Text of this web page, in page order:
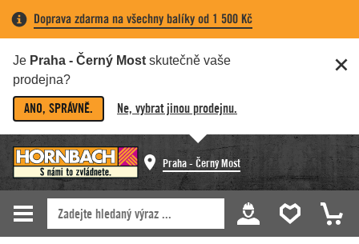
Doprava zdarma na všechny balíky od 1 500 Kč
Je Praha - Černý Most skutečně vaše
prodejna?
ANO, SPRÁVNĚ. Ne, vybrat jinou prodejnu.
Praha - Černý Most